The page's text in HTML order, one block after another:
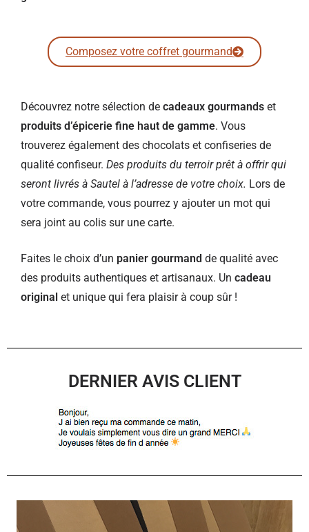
Composez votre coffret gourmand
Découvrez notre sélection de cadeaux gourmands et
produits d’épicerie fine haut de gamme. Vous
trouverez également des chocolats et confiseries de
qualité confiseur. Des produits du terroir prêt à offrir qui
seront livrés à Sautel à l’adresse de votre choix. Lors de
votre commande, vous pourrez y ajouter un mot qui
sera joint au colis sur une carte.
Faites le choix d’un panier gourmand de qualité avec
des produits authentiques et artisanaux. Un cadeau
original et unique qui fera plaisir à coup sûr !
DERNIER AVIS CLIENT